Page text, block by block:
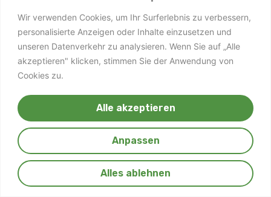
Wir verwenden Cookies, um Ihr Surferlebnis zu verbessern,
personalisierte Anzeigen oder Inhalte einzusetzen und
unseren Datenverkehr zu analysieren. Wenn Sie auf „Alle
akzeptieren" klicken, stimmen Sie der Anwendung von
Cookies zu.
Anpassen
Alles ablehnen
Alle akzeptieren
Ringstrasse 4, 4422 Arisdorf/BL
+41 61 961 11 75
+41 76 420 75 97
info@linde-gartenbau.ch